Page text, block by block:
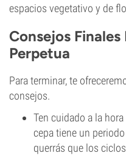
espacios vegetativo y de
Consejos Finales
Perpetua
Para terminar, te
consejos.
Ten cuidado a la
cepa tiene un
querrás que los